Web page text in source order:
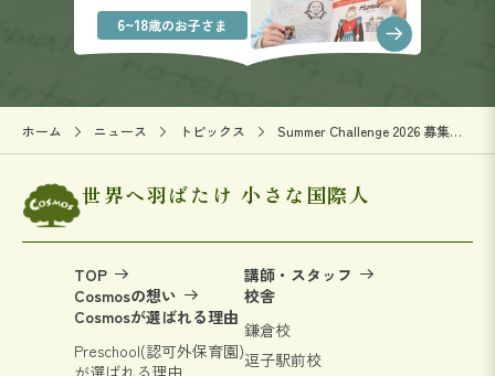
6~18歳のお子さま
ホーム ニュース トピックス Summer Challenge 2026 募集スタート！
世界へ羽ばたけ 小さな国際人
TOP
Cosmosの想い
Cosmosが選ばれる理由
Preschool(認可外保育園)
が選ばれる理由
講師・スタッフ
校舎
鎌倉校
逗子駅前校